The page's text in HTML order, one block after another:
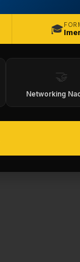
🎓
🤝
Networking